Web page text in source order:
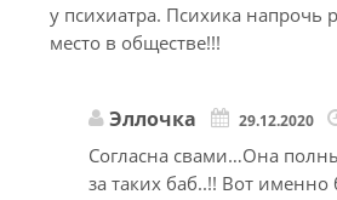
у психиатра. Психика напрочь
место в обществе!!!
Эллочка 29.12.2020
Согласна свами…Она
за таких баб..!! Вот именно